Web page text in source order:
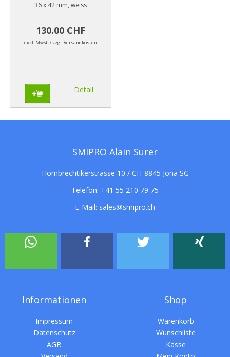
36 x 42 mm, weiss
130.00 CHF
exkl. MwSt. / zzgl. Versandkosten
Detail
SMIPRO Alain Surer
Hombrechtikerstrasse 10 / CH-8845 Jona SG
Telefon: +41 55 210 79 75
E-Mail: sales@smipro.ch
Informationen
Impressum
Datenschutz
AGB
Shop
Warenkorb
Wunschliste
Kasse